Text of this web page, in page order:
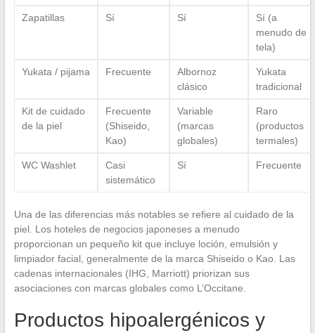
Zapatillas Sí Sí
Sí (a
menudo de
tela)
Yukata / pijama Frecuente
Albornoz
clásico
Yukata
tradicional
Kit de cuidado
de la piel
Frecuente
(Shiseido,
Kao)
Variable
(marcas
globales)
Raro
(productos
termales)
WC Washlet
Casi
sistemático
Sí Frecuente
Una de las diferencias más notables se refiere al cuidado de la
piel. Los hoteles de negocios japoneses a menudo
proporcionan un pequeño kit que incluye loción, emulsión y
limpiador facial, generalmente de la marca Shiseido o Kao. Las
cadenas internacionales (IHG, Marriott) priorizan sus
asociaciones con marcas globales como L’Occitane.
Productos hipoalergénicos y